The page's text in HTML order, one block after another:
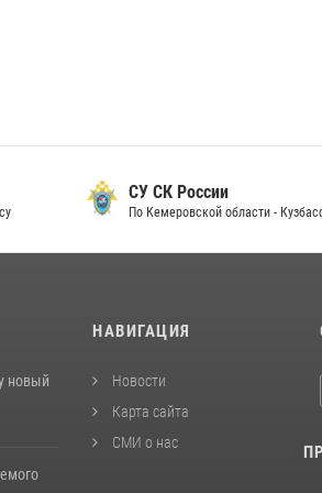
СУ СК России
По Кемеровской области -
новый
НАВИГАЦИЯ
Новости
Карта сайта
СМИ о нас